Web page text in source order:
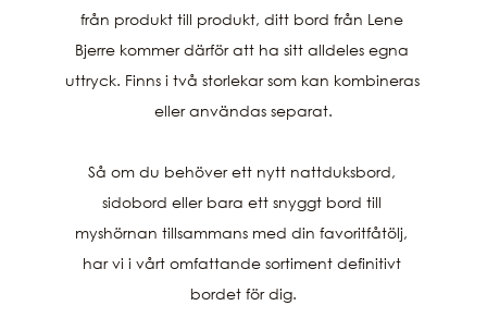
från produkt till produkt, ditt bord från Lene
Bjerre kommer därför att ha sitt alldeles egna
uttryck. Finns i två storlekar som kan kombineras
eller användas separat.
Så om du behöver ett nytt nattduksbord,
sidobord eller bara ett snyggt bord till
myshörnan tillsammans med din favoritfåtölj,
har vi i vårt omfattande sortiment definitivt
bordet för dig.